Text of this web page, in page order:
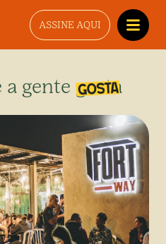
ASSINE AQUI
gente gosta